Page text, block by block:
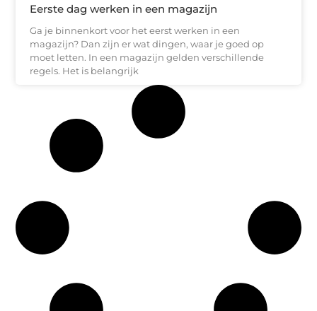
Eerste dag werken in een magazijn
Ga je binnenkort voor het eerst werken in een
magazijn? Dan zijn er wat dingen, waar je goed op
moet letten. In een magazijn gelden verschillende
regels. Het is belangrijk